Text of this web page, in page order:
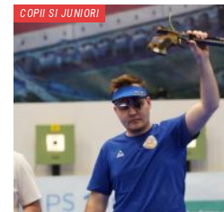
COPII SI JUNIORI